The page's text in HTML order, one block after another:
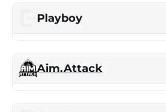
Playboy
Aim.Attack